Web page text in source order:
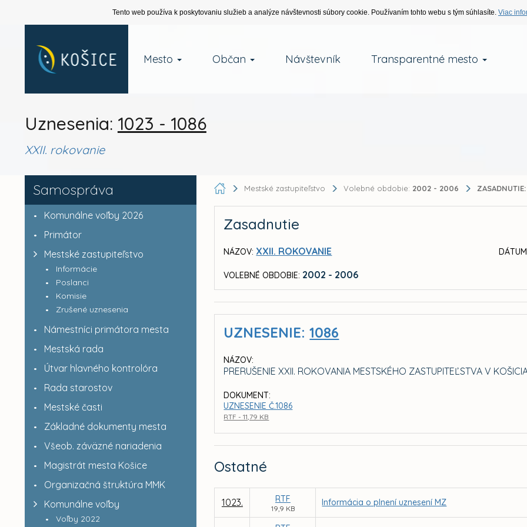
Tento web používa k poskytovaniu služieb a analýze návštevnosti súbory cookie. Používaním tohto webu s tým súhlasíte. Viac
Mesto Občan Návštevník Transparentné mesto
Uznesenia: 1023 - 1086
XXII. rokovanie
Samospráva
Komunálne voľby 2026
Primátor
Mestské zastupiteľstvo
Informácie
Poslanci
Komisie
Zrušené uznesenia
Námestníci primátora mesta
Mestská rada
Útvar hlavného kontrolóra
Rada starostov
Mestské časti
Základné dokumenty mesta
Všeob. záväzné nariadenia
Magistrát mesta Košice
Organizačná štruktúra MMK
Komunálne voľby
Voľby 2022
Mestské zastupiteľstvo Volebné obdobie: 2002 - 2006 ZASADNUTIE:
Zasadnutie
NÁZOV: XXII. ROKOVANIE
VOLEBNÉ OBDOBIE: 2002 - 2006
UZNESENIE:1086
NÁZOV:
PRERUŠENIE XXII. ROKOVANIA MESTSKÉHO ZASTUPITEĽSTVA V
DOKUMENT:
UZNESENIE Č.1086
RTF - 11,79 KB
Ostatné
1023. RTF
19,9 KB
Informácia o plnení uznesení MZ